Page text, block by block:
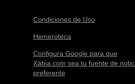
Condiciones de Uso
Hemeroteca
Configura Google para que
Xàbia.com sea tu fuente de
preferente